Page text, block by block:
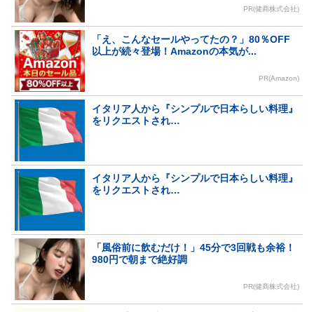
PR(健商株式会社)
「え、こんなセールやってたの？」80％OFF
以上が続々登場！Amazonの本気が...
PR(Amazon)
イタリア人から『シンプルで日本らしい料理』
をリクエストされ…
イタリア人から『シンプルで日本らしい料理』
をリクエストされ…
「風俗前に飲むだけ！」45分で3回戦も余裕！
980円で朝まで絶好調
PR(健商株式会社)